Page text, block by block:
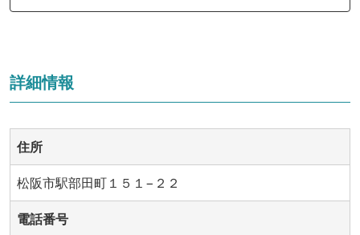
詳細情報
住所
松阪市駅部田町１５１−２２
電話番号